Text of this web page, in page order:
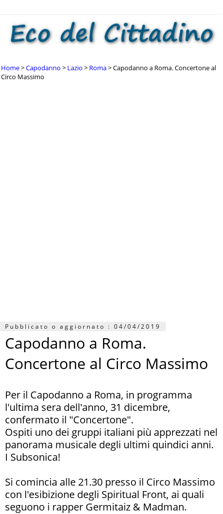
Home Capodanno Lazio Roma
Capodanno a Roma. Concertone al
Circo Massimo
Pubblicato o aggiornato : 04/04/2019
Capodanno a Roma.
Concertone al Circo Massimo
Per il Capodanno a Roma, in programma
l'ultima sera dell'anno, 31 dicembre,
confermato il "Concertone".
Ospiti uno dei gruppi italiani più apprezzati nel
panorama musicale degli ultimi quindici anni.
I Subsonica!
Si comincia alle 21.30 presso il Circo Massimo
con l'esibizione degli Spiritual Front, ai quali
seguono i rapper Germitaiz & Madman.